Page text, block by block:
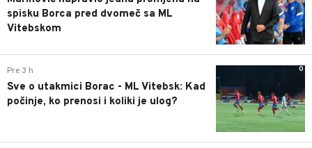
spisku Borca pred dvomeč sa ML
Vitebskom
0
Pre 3 h
Sve o utakmici Borac - ML Vitebsk: Kad
počinje, ko prenosi i koliki je ulog?